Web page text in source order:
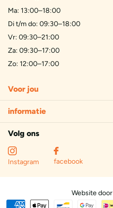
Ma: 13:00–18:00
Di t/m do: 09:30–18:00
Vr: 09:30–21:00
Za: 09:30–17:00
Zo: 12:00–17:00
Voor jou
informatie
Volg ons
Instagram facebook
Website door